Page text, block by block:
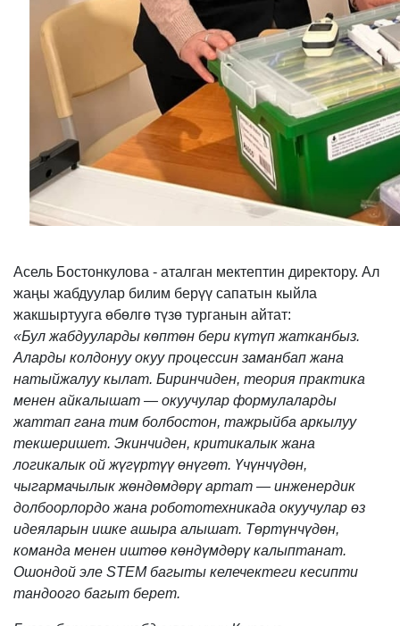
Асель Бостонкулова - аталган мектептин директору. Ал
жаңы жабдуулар билим берүү сапатын кыйла
жакшыртууга өбөлгө түзө турганын айтат:
«Бул жабдууларды көптөн бери күтүп жатканбыз.
Аларды колдонуу окуу процессин заманбап жана
натыйжалуу кылат. Биринчиден, теория практика
менен айкалышат — окуучулар формулаларды
жаттап гана тим болбостон, тажрыйба аркылуу
текшеришет. Экинчиден, критикалык жана
логикалык ой жүгүртүү өнүгөт. Үчүнчүдөн,
чыгармачылык жөндөмдөрү артат — инженердик
долбоорлордо жана робототехникада окуучулар өз
идеяларын ишке ашыра алышат. Төртүнчүдөн,
команда менен иштөө көндүмдөрү калыптанат.
Ошондой эле STEM багыты келечектеги кесипти
тандоого багыт берет.